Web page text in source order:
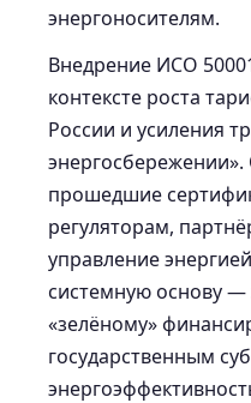
энергоносителям.
Внедрение ИСО
контексте роста
России и усиления
прошедшие
регуляторам,
управление
системную основу —
«зелёному»
государственным